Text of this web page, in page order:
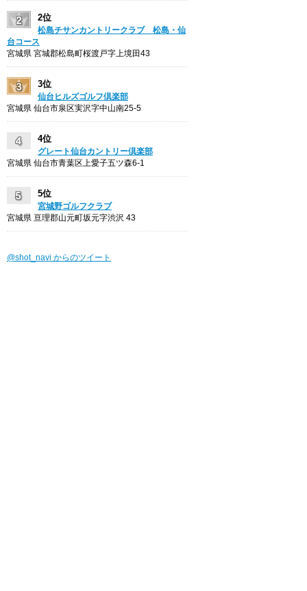
2位
松島チサンカントリークラブ 松島・仙
台コース
宮城県 宮城郡松島町桜渡戸字上境田43
3位
仙台ヒルズゴルフ倶楽部
宮城県 仙台市泉区実沢字中山南25-5
4位
グレート仙台カントリー倶楽部
宮城県 仙台市青葉区上愛子五ツ森6-1
5位
宮城野ゴルフクラブ
宮城県 亘理郡山元町坂元字渋沢 43
@shot_navi からのツイート